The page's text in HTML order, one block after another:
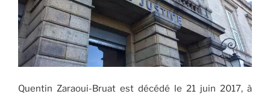
Quentin Zaraoui-Bruat est décédé le 21 juin 2017, à